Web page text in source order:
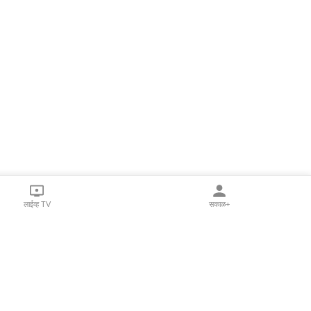
लाईव्ह TV सकाळ+